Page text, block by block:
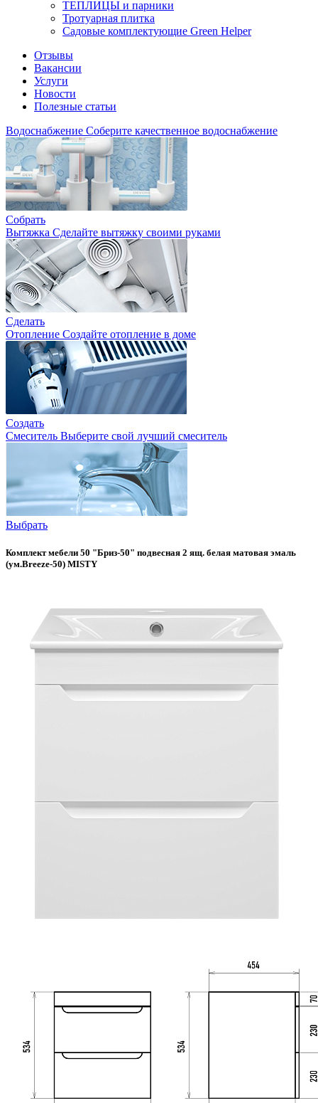
ТЕПЛИЦЫ и парники
Тротуарная плитка
Садовые комплектующие Green Helper
Отзывы
Вакансии
Услуги
Новости
Полезные статьи
Водоснабжение Соберите качественное водоснабжение
Собрать
Вытяжка Сделайте вытяжку своими руками
Сделать
Отопление Создайте отопление в доме
Создать
Смеситель Выберите свой лучший смеситель
Выбрать
Комплект мебели 50 "Бриз-50" подвесная 2 ящ. белая матовая эмаль
(ум.Breeze-50) MISTY